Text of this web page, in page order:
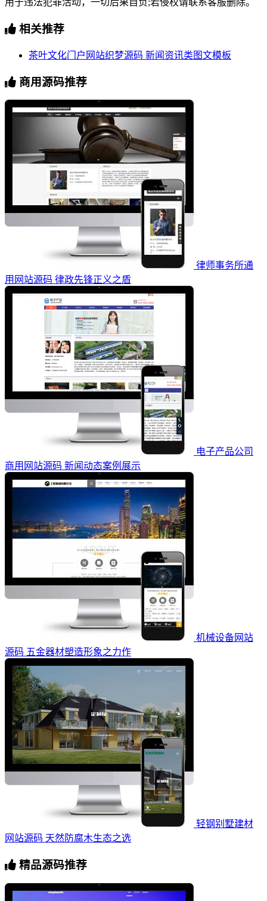
用于违法犯罪活动，一切后果自负;若侵权请联系客服删除。
相关推荐
茶叶文化门户网站织梦源码 新闻资讯类图文模板
商用源码推荐
律师事务所通
用网站源码 律政先锋正义之盾
电子产品公司
商用网站源码 新闻动态案例展示
机械设备网站
源码 五金器材塑造形象之力作
轻钢别墅建材
网站源码 天然防腐木生态之选
精品源码推荐